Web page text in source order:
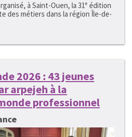
à Saint-Ouen, la 31ᵉ édition
des métiers dans la région Île-de-
2026 : 43 jeunes
arpejeh à la
professionnel